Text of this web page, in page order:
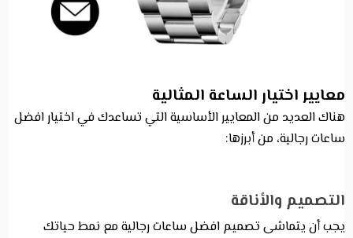
معايير اختيار الساعة المثالية
هناك العديد من المعايير الأساسية التي تساعدك في اختيار افضل
ساعات رجالية، من أبرزها:
التصميم والأناقة
يجب أن يتماشى تصميم افضل ساعات رجالية مع نمط حياتك